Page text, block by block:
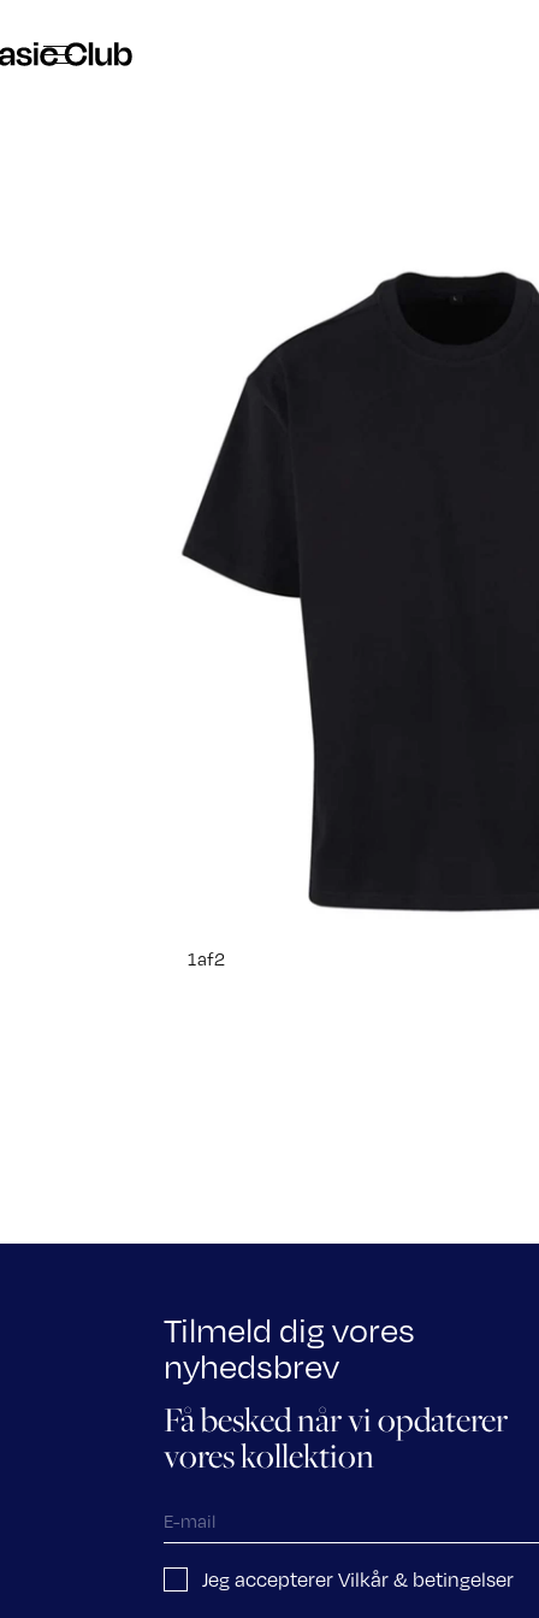
1af2
Tilmeld dig vores
nyhedsbrev
Få besked når vi opdaterer
vores kollektion
Jeg accepterer Vilkår & betingelser